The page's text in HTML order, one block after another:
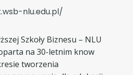
nlu.edu.pl/
Szkoły Biznesu – NLU
na 30-letnim know
tworzenia